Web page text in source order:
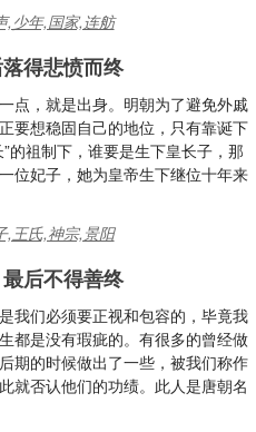
,少年,国家,连舫
得悲愤而终
点，就是出身。明朝为了避免外戚
要想稳固自己的地位，只有靠诞下
的祖制下，谁要是生下皇长子，那
位妃子，她为皇帝生下继位十年来
,王氏,神宗,景阳
后不得善终
我们必须要正视和包容的，毕竟我
都是没有瑕疵的。有很多的曾经做
期的时候做出了一些，被我们称作
就否认他们的功绩。此人是唐朝名